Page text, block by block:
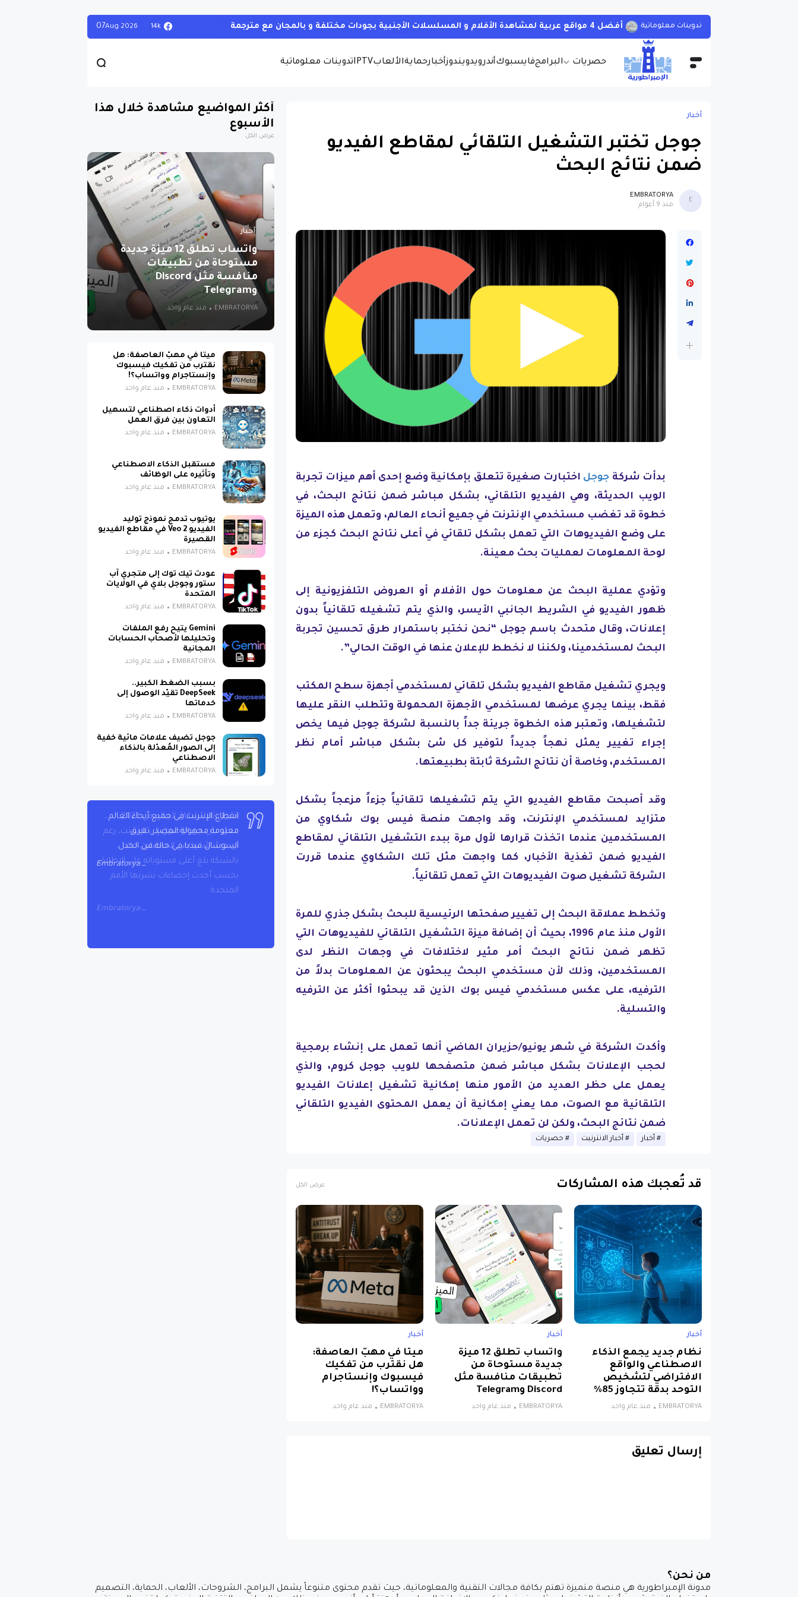
حصريات البرامجفايسبوكأندرويدويندوزأخبارحمايةالألعابIPTVتدوينات معلوماتية
تدوينات معلوماتية أفضل 4 مواقع عربية لمشاهدة الأفلام و المسلسلات الأجنبية بجودات مختلفة و بالمجان مع مترجمة 14k
07Aug 2026
أخبار
جوجل تختبر التشغيل التلقائي لمقاطع الفيديو
ضمن نتائج البحث
E
EMBRATORYA
منذ 9 أعوام
بدأت شركة جوجل اختبارت صغيرة تتعلق بإمكانية وضع إحدى أهم ميزات تجربة
الويب الحديثة، وهي الفيديو التلقائي، بشكل مباشر ضمن نتائج البحث، في
خطوة قد تغضب مستخدمي الإنترنت في جميع أنحاء العالم، وتعمل هذه الميزة
على وضع الفيديوهات التي تعمل بشكل تلقائي في أعلى نتائج البحث كجزء من
لوحة المعلومات لعمليات بحث معينة.
وتؤدي عملية البحث عن معلومات حول الأفلام أو العروض التلفزيونية إلى
ظهور الفيديو في الشريط الجانبي الأيسر، والذي يتم تشغيله تلقائياً بدون
إعلانات، وقال متحدث باسم جوجل “نحن نختبر باستمرار طرق تحسين تجربة
البحث لمستخدمينا، ولكننا لا نخطط للإعلان عنها في الوقت الحالي”.
ويجري تشغيل مقاطع الفيديو بشكل تلقائي لمستخدمي أجهزة سطح المكتب
فقط، بينما يجري عرضها لمستخدمي الأجهزة المحمولة وتتطلب النقر عليها
لتشغيلها، وتعتبر هذه الخطوة جريئة جداً بالنسبة لشركة جوجل فيما يخص
إجراء تغيير يمثل نهجاً جديداً لتوفير كل شئ بشكل مباشر أمام نظر
المستخدم، وخاصة أن نتائج الشركة ثابتة بطبيعتها.
وقد أصبحت مقاطع الفيديو التي يتم تشغيلها تلقائياً جزءاً مزعجاً بشكل
متزايد لمستخدمي الإنترنت، وقد واجهت منصة فيس بوك شكاوي من
المستخدمين عندما اتخذت قرارها لأول مرة ببدء التشغيل التلقائي لمقاطع
الفيديو ضمن تغذية الأخبار، كما واجهت مثل تلك الشكاوي عندما قررت
الشركة تشغيل صوت الفيديوهات التي تعمل تلقائياً.
وتخطط عملاقة البحث إلى تغيير صفحتها الرئيسية للبحث بشكل جذري للمرة
الأولى منذ عام 1996، بحيث أن إضافة ميزة التشغيل التلقائي للفيديوهات التي
تظهر ضمن نتائج البحث أمر مثير لاختلافات في وجهات النظر لدى
المستخدمين، وذلك لأن مستخدمي البحث يبحثون عن المعلومات بدلاً من
الترفيه، على عكس مستخدمي فيس بوك الذين قد يبحثوا أكثر عن الترفيه
والتسلية.
وأكدت الشركة في شهر يونيو/حزيران الماضي أنها تعمل على إنشاء برمجية
لحجب الإعلانات بشكل مباشر ضمن متصفحها للويب جوجل كروم، والذي
يعمل على حظر العديد من الأمور منها إمكانية تشغيل إعلانات الفيديو
التلقائية مع الصوت، مما يعني إمكانية أن يعمل المحتوى الفيديو التلقائي
ضمن نتائج البحث، ولكن لن تعمل الإعلانات.
أخبار أخبار الانترنيت حصريات
قد تُعجبك هذه المشاركات عرض الكل
أخبار
نظام جديد يجمع الذكاء
الاصطناعي والواقع
الافتراضي لتشخيص
التوحد بدقة تتجاوز 85%
EMBRATORYA منذ عام واحد
أخبار
واتساب تطلق 12 ميزة
جديدة مستوحاة من
تطبيقات منافسة مثل
Discord وTelegram
EMBRATORYA منذ عام واحد
أخبار
ميتا في مهبّ العاصفة:
هل نقترب من تفكيك
فيسبوك وإنستاجرام
وواتساب؟!
EMBRATORYA منذ عام واحد
إرسال تعليق
أكثر المواضيع مشاهدة خلال هذا
الأسبوع
عرض الكل
أخبار
واتساب تطلق 12 ميزة جديدة
مستوحاة من تطبيقات
منافسة مثل Discord
وTelegram
EMBRATORYA منذ عام واحد
ميتا في مهبّ العاصفة: هل
نقترب من تفكيك فيسبوك
وإنستاجرام وواتساب؟!
EMBRATORYA منذ عام واحد
أدوات ذكاء اصطناعي لتسهيل
التعاون بين فرق العمل
EMBRATORYA منذ عام واحد
مستقبل الذكاء الاصطناعي
وتأثيره على الوظائف
EMBRATORYA منذ عام واحد
يوتيوب تدمج نموذج توليد
الفيديو Veo 2 في مقاطع الفيديو
القصيرة
EMBRATORYA منذ عام واحد
عودت تيك توك إلى متجري آب
ستور وجوجل بلاي في الولايات
المتحدة
EMBRATORYA منذ عام واحد
Gemini يتيح رفع الملفات
وتحليلها لأصحاب الحسابات
المجانية
EMBRATORYA منذ عام واحد
بسبب الضغط الكبير..
DeepSeek تقيّد الوصول إلى
خدماتها
EMBRATORYA منذ عام واحد
جوجل تضيف علامات مائية خفية
إلى الصور المُعدّلة بالذكاء
الاصطناعي
EMBRATORYA منذ عام واحد
لا يزال ثلث سكان العالم في 2023
محرومين من الوصول إلى الإنترنت، رغم
أن عدد الأشخاص المتصلين حاليا
بالشبكة بلغ أعلى مستوياته على الإطلاق،
بحسب أحدث إحصاءات نشرتها الأمم
المتحدة
Embratorya
من نحن؟
مدونة الإمبراطورية هي منصة متميزة تهتم بكافة مجالات التقنية والمعلوماتية، حيث تقدم محتوى متنوعاً يشمل البرامج، الشروحات، الألعاب، الحماية، التصميم